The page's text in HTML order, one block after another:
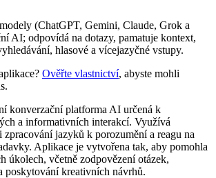
(ChatGPT, Gemini, Claude, Grok a
AI; odpovídá na dotazy, pamatuje kontext,
hlasové a vícejazyčné vstupy.
Ověřte vlastnictví, abyste mohli
konverzační platforma AI určená k
a informativních interakcí. Využívá
zpracování jazyků k porozumění a reagu na
Aplikace je vytvořena tak, aby pomohla
úkolech, včetně zodpovězení otázek,
poskytování kreativních návrhů.